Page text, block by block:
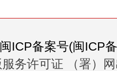
闽ICP备案号(闽ICP
服务许可证 （署）